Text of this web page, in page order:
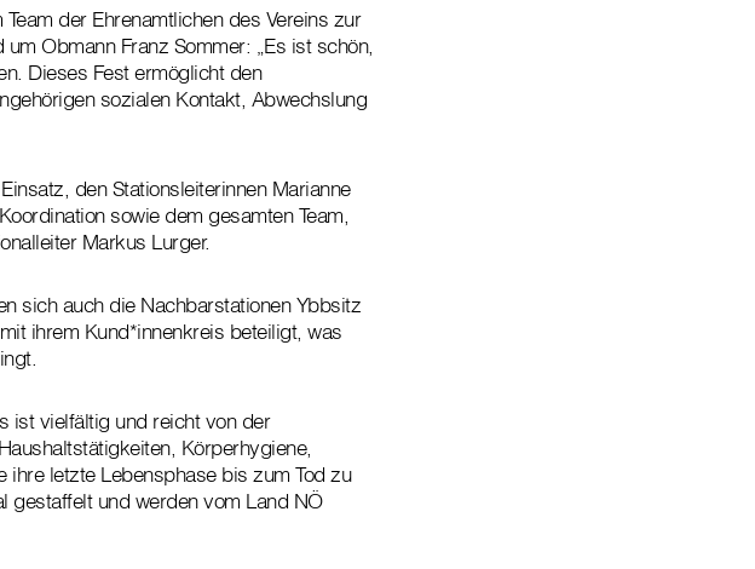
der Ehrenamtlichen des Vereins zur
Obmann Franz Sommer: „Es ist schön,
Dieses Fest ermöglicht den
sozialen Kontakt, Abwechslung
den Stationsleiterinnen Marianne
sowie dem gesamten Team,
Markus Lurger.
sich auch die Nachbarstationen Ybbsitz
ihrem Kund*innenkreis beteiligt, was
ist vielfältig und reicht von der
Körperhygiene,
letzte Lebensphase bis zum Tod zu
gestaffelt und werden vom Land NÖ